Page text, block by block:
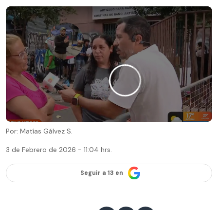
Por: Matías Gálvez S.
3 de Febrero de 2026 - 11:04 hrs.
Seguir a 13 en